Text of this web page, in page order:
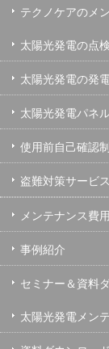
テクノケアのメ
太陽光発電の点
太陽光発電の発
太陽光発電パネ
使用前自己確認
盗難対策サービ
メンテナンス費用
事例紹介
セミナー＆資料
太陽光発電メン